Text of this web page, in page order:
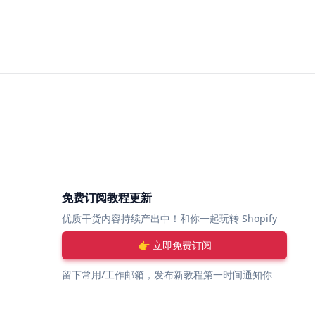
免费订阅教程更新
优质干货内容持续产出中！和你一起玩转 Shopify
👉 立即免费订阅
留下常用/工作邮箱，发布新教程第一时间通知你